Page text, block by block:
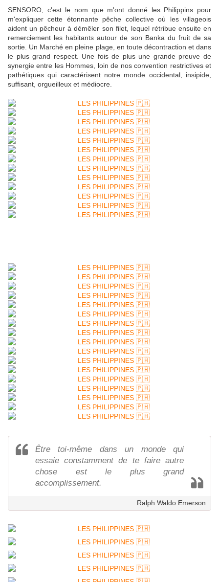
SENSORO, c'est le nom que m'ont donné les Philippins pour
m'expliquer cette étonnante pêche collective où les villageois
aident un pêcheur à démêler son filet, lequel rétribue ensuite en
remerciement les habitants autour de son Banka du fruit de sa
sortie. Un Marché en pleine plage, en toute décontraction et dans
le plus grand respect. Une fois de plus une grande preuve de
synergie entre les Hommes, loin de nos convention restrictives et
pathétiques qui caractérisent notre monde occidental, insipide,
suffisant, orgueilleux et médiocre.
Être toi-même dans un monde qui
essaie constamment de te faire autre
chose est le plus grand
accomplissement.
Ralph Waldo Emerson